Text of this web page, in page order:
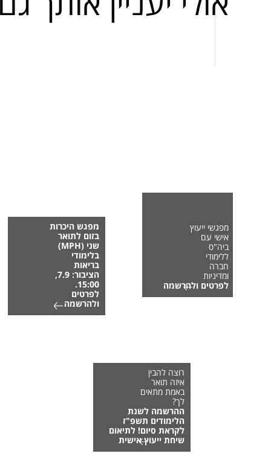
מפגשי ייעוץ
אישי עם
ביה"ס
ללימודי
חברה
ומדיניות
לפרטים ולהרשמה
מפגש היכרות
בזום לתואר
שני (MPH)
בלימודי
בריאות
הציבור: 7.9,
15:00.
לפרטים
ולהרשמה
רוצה להבין
איזה תואר
באמת מתאים
לך?
ההרשמה לשנת
הלימודים תשפ"ז
לקראת סיום! לתיאום
שיחת ייעוץ אישית